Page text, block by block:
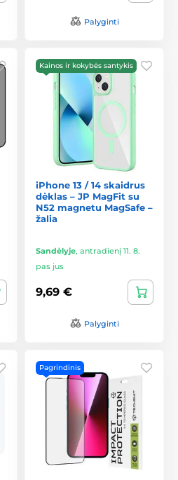
Palyginti
Kainos ir kokybės santykis
iPhone 13 / 14 skaidrus
dėklas – JP MagFit su
N52 magnetu MagSafe –
žalia
Sandėlyje, antradienį 11. 8.
pas jus
9,69 €
Palyginti
Pagrindinis